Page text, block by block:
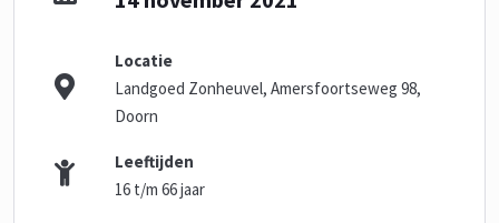
Locatie
Landgoed Zonheuvel, Amersfoortseweg 98,
Doorn
Leeftijden
16 t/m 66 jaar